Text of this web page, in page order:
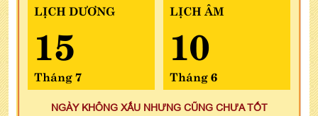
LỊCH DƯƠNG
15
Tháng 7
LỊCH ÂM
10
Tháng 6
NGÀY KHÔNG XẤU NHƯNG CŨNG CHƯA TỐT